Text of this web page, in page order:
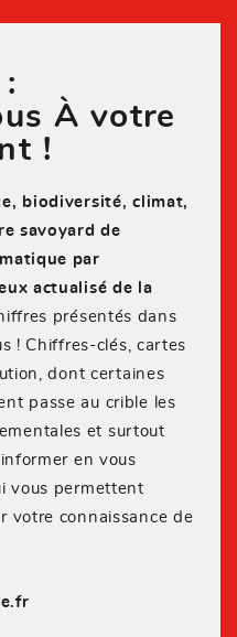
À votre
!
biodiversité, climat,
savoyard de
par
actualisé de la
présentés dans
! Chiffres-clés, cartes
dont certaines
passe au crible les
et surtout
en vous
vous permettent
votre connaissance de